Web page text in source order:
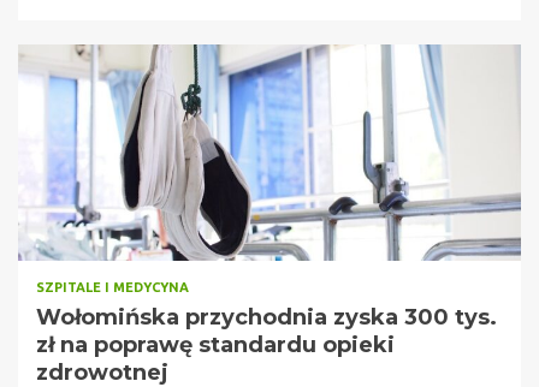
SZPITALE I MEDYCYNA
Wołomińska przychodnia zyska 300 tys.
zł na poprawę standardu opieki
zdrowotnej